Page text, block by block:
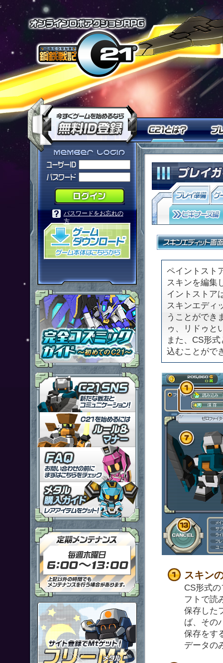
オンライン
Ｃ２１
今すぐ「鋼鉄戦記Ｃ２１」
「鋼鉄戦記Ｃ２１」メンバーロ
パスワードをお忘れの
方
「鋼鉄戦記Ｃ２１」ゲームダウン
ペイントスト
スキンを編集
イントストア
スキンエディ
うことができ
ゥ、リドゥと
また、CS形
込むことがで
スキン
CS形式
フトで読
保存した
ば、その
保存をす
データの
「鋼鉄戦記Ｃ２１」ＳＮＳ
「鋼鉄戦記Ｃ２１」ルール＆
「鋼鉄戦記Ｃ２１」ＦＡＱ
メタル購入ガイドはこちらから
定期メンテナンス 毎週木曜
ポイント感覚で有料通貨をゲッ